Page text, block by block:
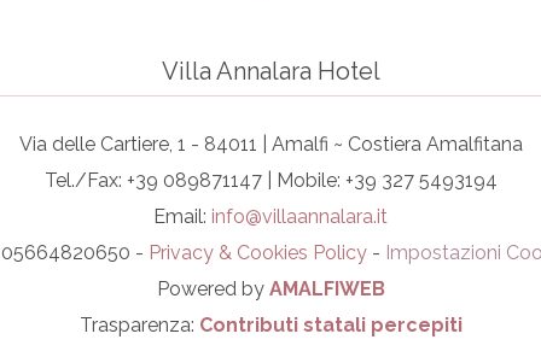
Villa Annalara Hotel
Via delle Cartiere, 1 - 84011 | Amalfi ~ Costiera Amalfitana
Tel./Fax: +39 089871147 | Mobile: +39 327 5493194
Email: info@villaannalara.it
05664820650 - Privacy & Cookies Policy - Impostazioni
Powered by AMALFIWEB
Trasparenza: Contributi statali percepiti